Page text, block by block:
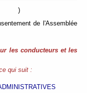
: )
de l'Assemblée
les conducteurs et les
qui suit :